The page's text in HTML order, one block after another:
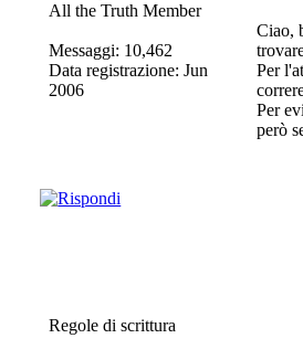
All the Truth Member
Messaggi: 10,462
Data registrazione: Jun
2006
Ciao,
Per
Per
però
Regole di scrittura